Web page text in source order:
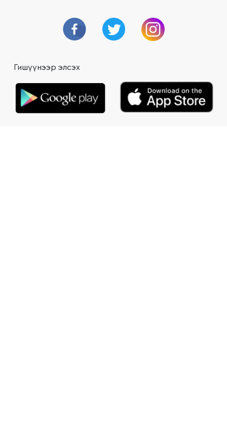
Гишүүнээр элсэх